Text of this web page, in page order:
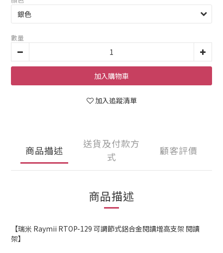
數量
加入購物車
加入追蹤清單
商品描述
送貨及付款方
式
顧客評價
商品描述
【瑞米 Raymii RTOP-129 可調節式鋁合金閱讀增高支架 閱讀
架】